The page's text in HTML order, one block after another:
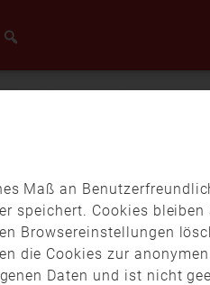
Maß an
speichert. Cookies bleiben
Browsereinstellungen
die Cookies zur
Daten und ist nicht